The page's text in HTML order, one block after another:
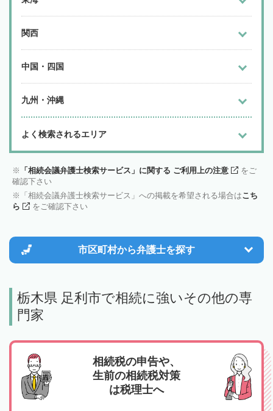
関西
中国・四国
九州・沖縄
よく検索されるエリア
「相続会議弁護士検索サービス」に関する ご利用上の注意
をご
確認下さい
「相続会議弁護士検索サービス」への掲載を希望される場合はこち
ら
をご確認下さい
市区町村から弁護士を探す
栃木県 足利市で相続に強いその他の専
門家
相続税の申告や、
生前の相続税対策
は税理士へ